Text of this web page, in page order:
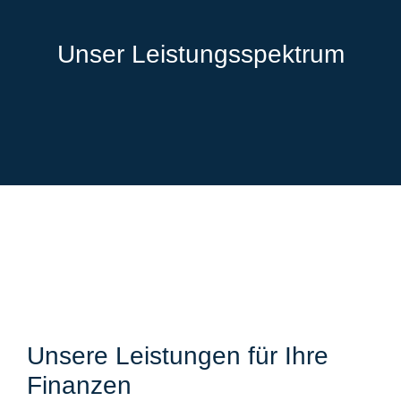
Unser Leistungsspektrum
Unsere Leistungen für Ihre
Finanzen